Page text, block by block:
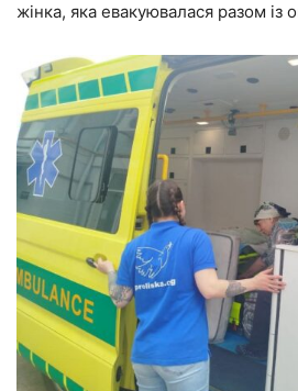
жінка, яка евакуювалася разом із